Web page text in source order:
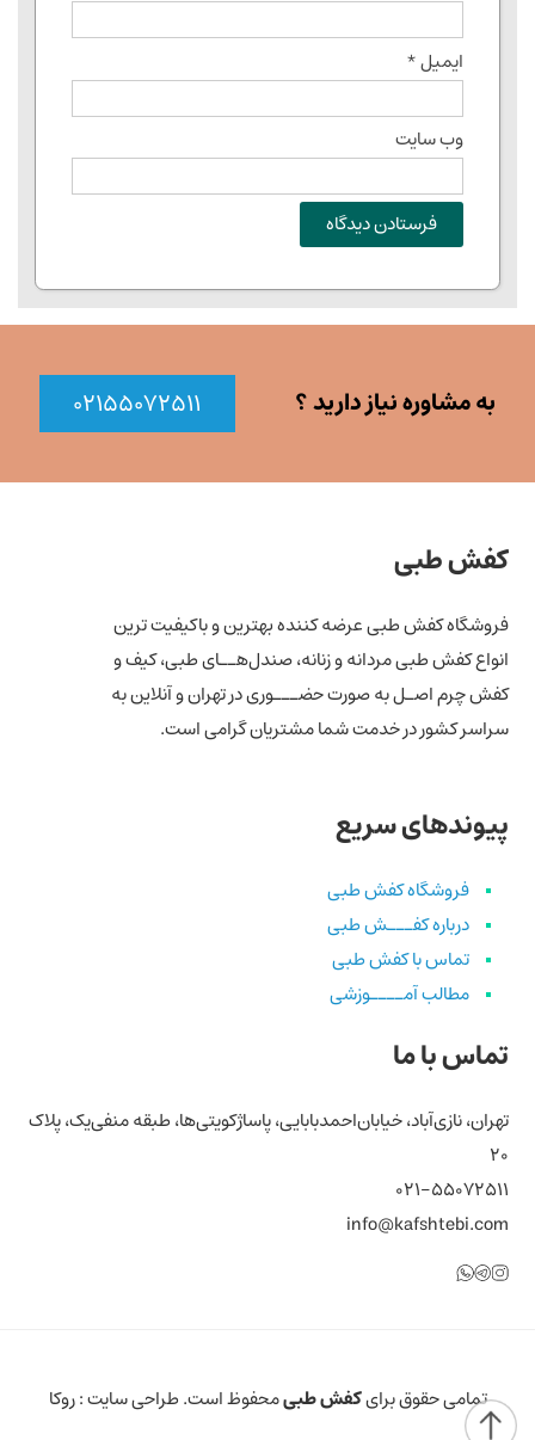
ایمیل*
وب‌ سایت
به مشاوره نیاز دارید ؟ ۰۲۱۵۵۰۷۲۵۱۱
کفش طبی
فروشگاه کفش طبی عرضه کننده بهترین و باکیفیت ترین
انواع کفش‌ طبی مردانه و زنانه، صندل‌هــای طبی، کیف و
کفش چرم اصـل به صورت حضـــوری در تهران و آنلاین به
سراسر کشور در خدمت شما مشتریان گرامی است.
پیوندهای سریع
فروشگاه کفش طبی
درباره کفـــش طبی
تماس با کفش طبی
مطالب آمــــوزشی
تماس با ما
تهران، نازی‌آباد، خیابان‌احمد‌بابایی، پاساژ‌کویتی‌ها، طبقه منفی‌یک، پلاک
۲۰
۰۲۱-۵۵۰۷۲۵۱۱
info@kafshtebi.com
اینستاگرام
تلگرام
تمامی حقوق برایکفش طبیمحفوظ است. طراحی سایت :روکا